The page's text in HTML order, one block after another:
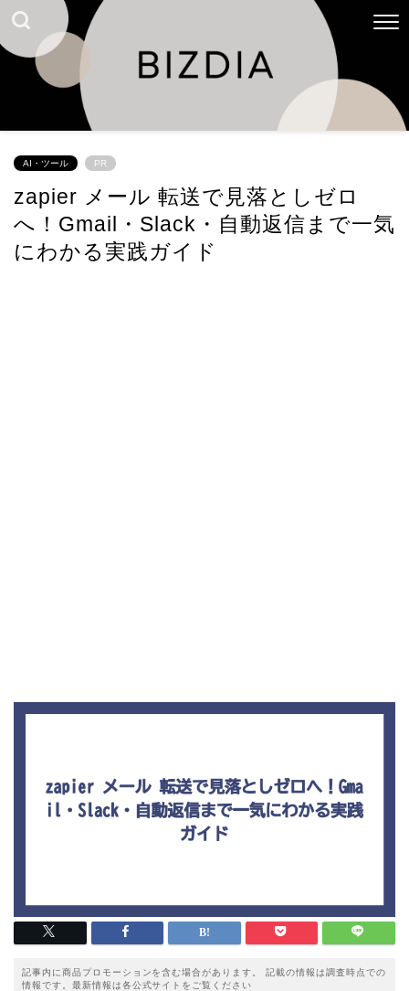
AI・ツール PR
zapier メール 転送で見落としゼロ
へ！Gmail・Slack・自動返信まで一気
にわかる実践ガイド
記事内に商品プロモーションを含む場合があります。 記載の情報は調査時点での
情報です。最新情報は各公式サイトをご覧ください